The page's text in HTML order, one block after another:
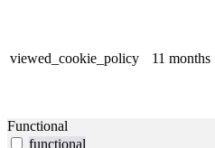
viewed_cookie_policy 11 months
Functional
functional